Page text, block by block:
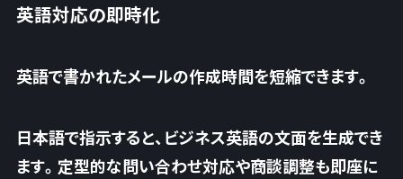
英語対応の即時化
英語で書かれたメールの作成時間を短縮できます。
日本語で指示すると、ビジネス英語の文面を生成でき
ます。定型的な問い合わせ対応や商談調整も即座に